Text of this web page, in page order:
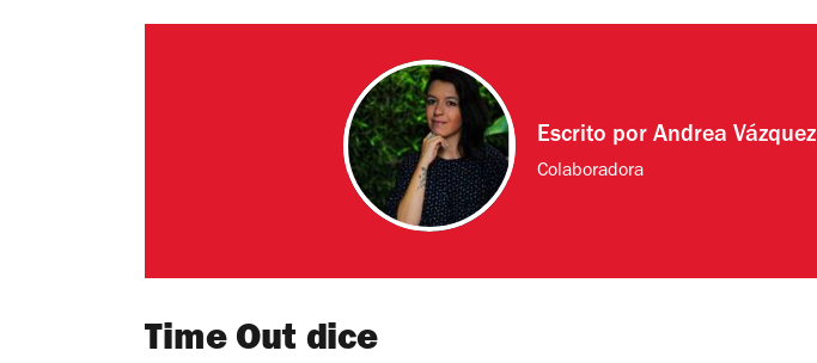
Escrito por Andrea Vázquez
Colaboradora
Time Out dice